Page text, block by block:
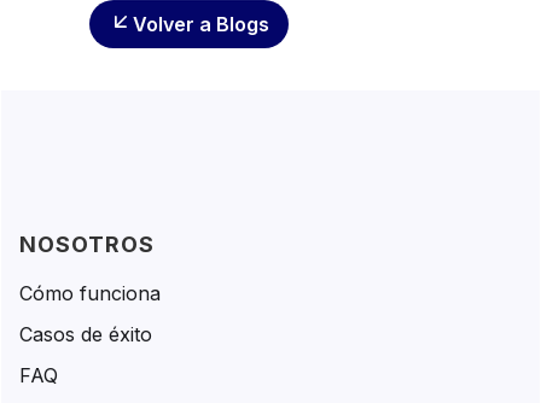
Volver a Blogs
NOSOTROS
Cómo funciona
Casos de éxito
FAQ